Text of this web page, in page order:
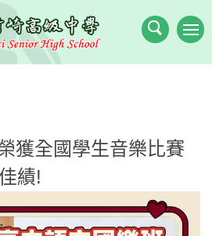
獲全國學生音樂比賽
績!